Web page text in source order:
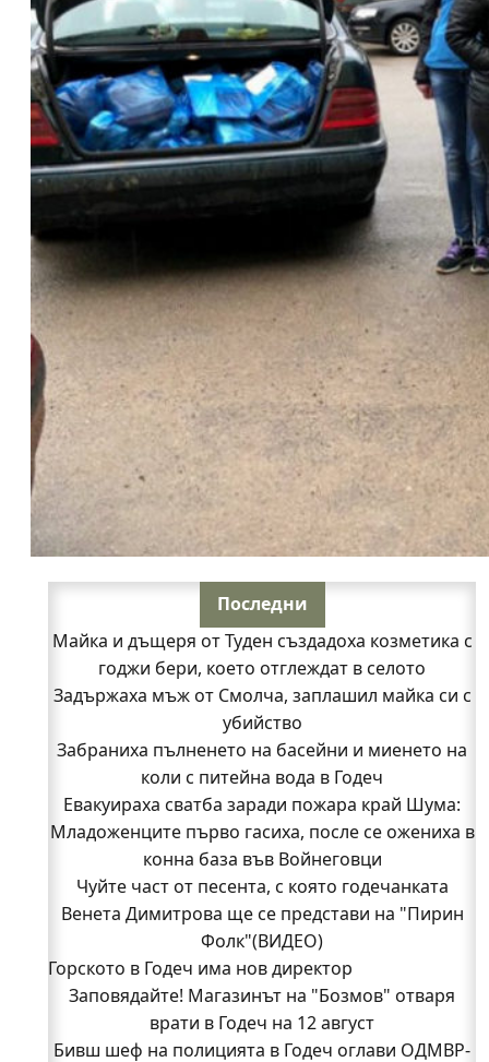
Последни
Майка и дъщеря от Туден създадоха козметика с
годжи бери, което отглеждат в селото
Задържаха мъж от Смолча, заплашил майка си с
убийство
Забраниха пълненето на басейни и миенето на
коли с питейна вода в Годеч
Евакуираха сватба заради пожара край Шума:
Младоженците първо гасиха, после се ожениха в
конна база във Войнеговци
Чуйте част от песента, с която годечанката
Венета Димитрова ще се представи на "Пирин
Фолк"(ВИДЕО)
Горското в Годеч има нов директор
Заповядайте! Магазинът на "Бозмов" отваря
врати в Годеч на 12 август
Бивш шеф на полицията в Годеч оглави ОДМВР-